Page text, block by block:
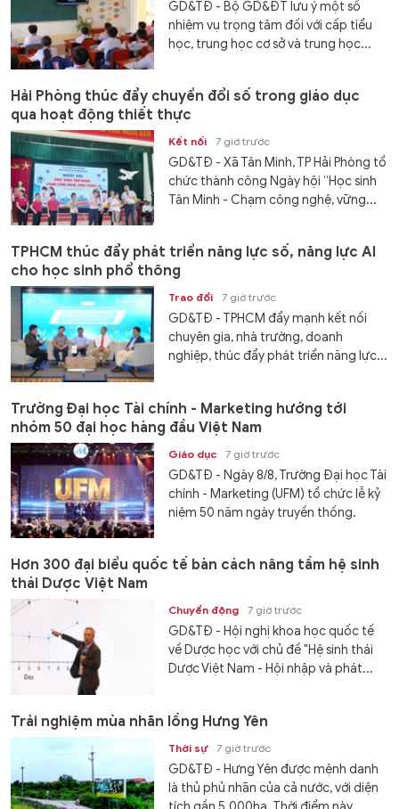
GD&TĐ - Bộ GD&ĐT lưu ý một số
nhiệm vụ trọng tâm đối với cấp tiểu
học, trung học cơ sở và trung học...
Hải Phòng thúc đẩy chuyển đổi số trong giáo dục
qua hoạt động thiết thực
Kết nối 7 giờ trước
GD&TĐ - Xã Tân Minh, TP Hải Phòng tổ
chức thành công Ngày hội “Học sinh
Tân Minh - Chạm công nghệ, vững...
TPHCM thúc đẩy phát triển năng lực số, năng lực AI
cho học sinh phổ thông
Trao đổi 7 giờ trước
GD&TĐ - TPHCM đẩy mạnh kết nối
chuyên gia, nhà trường, doanh
nghiệp, thúc đẩy phát triển năng lực...
Trường Đại học Tài chính - Marketing hướng tới
nhóm 50 đại học hàng đầu Việt Nam
Giáo dục 7 giờ trước
GD&TĐ - Ngày 8/8, Trường Đại học Tài
chính - Marketing (UFM) tổ chức lễ kỷ
niệm 50 năm ngày truyền thống.
Hơn 300 đại biểu quốc tế bàn cách nâng tầm hệ sinh
thái Dược Việt Nam
Chuyển động 7 giờ trước
GD&TĐ - Hội nghị khoa học quốc tế
về Dược học với chủ đề "Hệ sinh thái
Dược Việt Nam - Hội nhập và phát...
Trải nghiệm mùa nhãn lồng Hưng Yên
Thời sự 7 giờ trước
GD&TĐ - Hưng Yên được mệnh danh
là thủ phủ nhãn của cả nước, với diện